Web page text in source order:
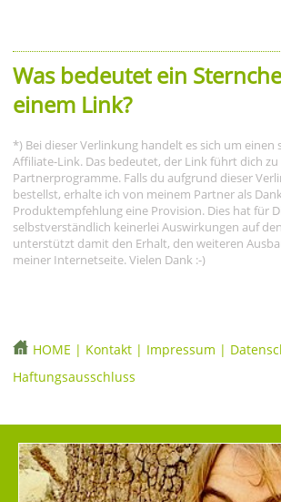
Was bedeutet ein
einem Link?
*) Bei dieser Verlinkung handelt es sich um einen
Affiliate-Link. Das bedeutet, der Link führt dich
Partnerprogramme. Falls du aufgrund dieser
bestellst, erhalte ich von meinem Partner als
Produktempfehlung eine Provision. Dies hat für
selbstverständlich keinerlei Auswirkungen auf
unterstützt damit den Erhalt, den weiteren
meiner Internetseite. Vielen Dank :-)
HOME | Kontakt | Impressum |
Haftungsausschluss